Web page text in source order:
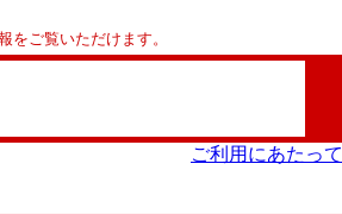
をご覧いただけます。
ご利用にあたって